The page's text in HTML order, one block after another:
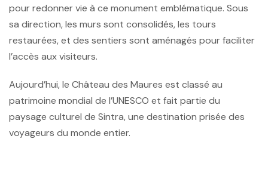
pour redonner vie à ce monument emblématique. Sous
sa direction, les murs sont consolidés, les tours
restaurées, et des sentiers sont aménagés pour faciliter
l’accès aux visiteurs.
Aujourd’hui, le Château des Maures est classé au
patrimoine mondial de l’UNESCO et fait partie du
paysage culturel de Sintra, une destination prisée des
voyageurs du monde entier.